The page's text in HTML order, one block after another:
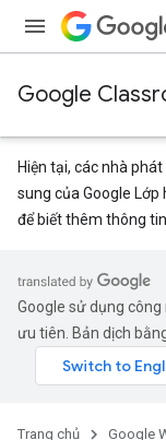
Google
Hiện tại, các nhà
sung của Google Lớp
để biết thêm thông tin.
Google sử dụng
ưu tiên. Bản dịch
Trang chủ Google